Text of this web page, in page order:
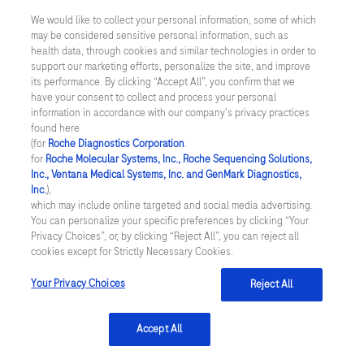
left
and
right
arrow
keys
scroll
between
the
tabs
Description
cobas e 801 cobas e 402
Domaine d'utilisation
Elecsys Anti‑SARS‑CoV‑2 est un test immunologique
pour la détection qualitative in vitro des anticorps
(notamment IgG) dirigés contre le coronavirus 2
responsable du syndrome respiratoire aigu sévère
(SARS‑CoV‑2) dans le sérum et le plasma humains. Le
test est une aide à la détermination de la réaction
We would like to collect your personal information, some of which
may be considered sensitive personal information, such as
health data, through cookies and similar technologies in order to
support our marketing efforts, personalize the site, and improve
its performance. By clicking “Accept All”, you confirm that we
have your consent to collect and process your personal
information in accordance with our company's privacy practices
found here
(for Roche Diagnostics Corporation.
for Roche Molecular Systems, Inc., Roche Sequencing Solutions,
Inc., Ventana Medical Systems, Inc. and GenMark Diagnostics,
Inc.),
which may include online targeted and social media advertising.
You can personalize your specific preferences by clicking “Your
Privacy Choices”, or, by clicking “Reject All”, you can reject all
cookies except for Strictly Necessary Cookies.
Your Privacy Choices Reject All
Accept All